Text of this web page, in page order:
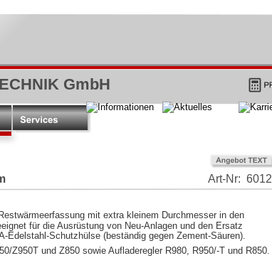
Art-Nr:  6012
mit extra kleinem Durchmesser in den
für die Ausrüstung von Neu-Anlagen und den Ersatz
Edelstahl-Schutzhülse (beständig gegen Zement-Säuren).
Z950T und Z850 sowie Aufladeregler R980, R950/-T und R850.
GmbH